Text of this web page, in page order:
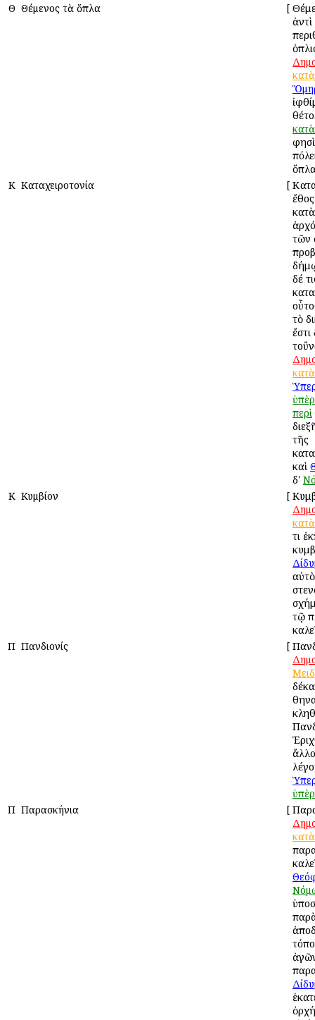
Θ Θέμενος τὰ ὅπλα [
κατὰ
κατὰ
Κ Καταχειροτονία [
τῶν
δέ
τὸ
κατὰ
ὑπὲρ
περὶ
τῆς
καὶ
δʹ
Κ Κυμβίον [
κατὰ
τι
τῷ
Π Πανδιονίς [
ὑπὲρ
Π Παρασκήνια [
κατὰ